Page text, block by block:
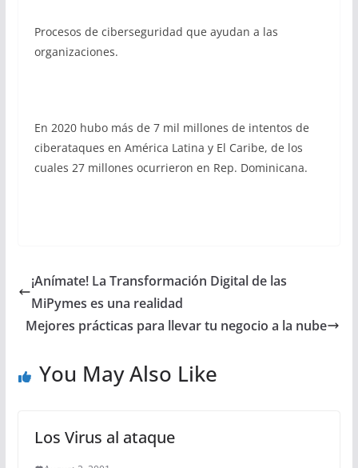
Procesos de ciberseguridad que ayudan a las
organizaciones.
En 2020 hubo más de 7 mil millones de intentos de
ciberataques en América Latina y El Caribe, de los
cuales 27 millones ocurrieron en Rep. Dominicana.
¡Anímate! La Transformación Digital de las
MiPymes es una realidad
Mejores prácticas para llevar tu negocio a la nube
You May Also Like
Los Virus al ataque